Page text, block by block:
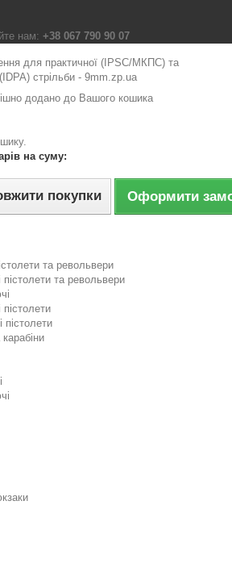
нам: +38 067 790 90 07
додано до Вашого кошика
на суму:
покупки Оформити
та револьвери
пістолети та револьвери
пістолети
карабіни